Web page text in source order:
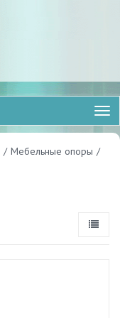
/ Мебельные опоры /